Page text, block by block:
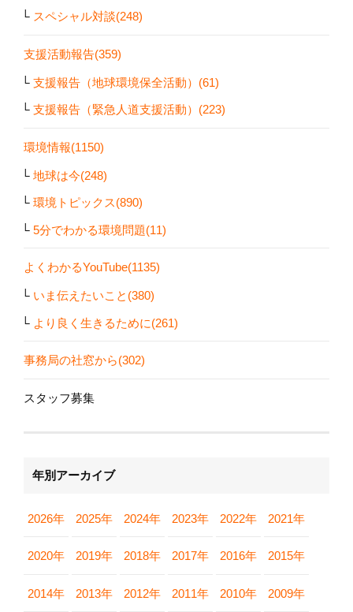
スペシャル対談(248)
支援活動報告(359)
支援報告（地球環境保全活動）(61)
支援報告（緊急人道支援活動）(223)
環境情報(1150)
地球は今(248)
環境トピックス(890)
5分でわかる環境問題(11)
よくわかるYouTube(1135)
いま伝えたいこと(380)
より良く生きるために(261)
事務局の社窓から(302)
スタッフ募集
年別アーカイブ
2026年 2025年 2024年 2023年 2022年 2021年
2020年 2019年 2018年 2017年 2016年 2015年
2014年 2013年 2012年 2011年 2010年 2009年